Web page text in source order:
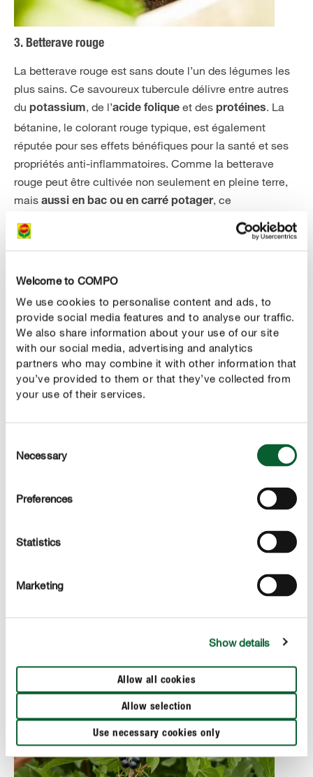
Welcome to COMPO
We use cookies to personalise content and ads, to
provide social media features and to analyse our traffic.
We also share information about your use of our site
with our social media, advertising and analytics
partners who may combine it with other information that
you’ve provided to them or that they’ve collected from
your use of their services.
Selection
Necessary
Preferences
Statistics
Marketing
Show details
Allow all cookies
Allow selection
Use necessary cookies only
3. Betterave rouge
La betterave rouge est sans doute l’un des légumes les
plus sains. Ce savoureux tubercule délivre entre autres
du potassium, de l’acide folique et des protéines. La
bétanine, le colorant rouge typique, est également
réputée pour ses effets bénéfiques pour la santé et ses
propriétés anti-inflammatoires. Comme la betterave
rouge peut être cultivée non seulement en pleine terre,
mais aussi en bac ou en carré potager, ce
superaliment trouvera aussi sa place sur un balcon ou
une terrasse. Ce vigoureux tubercule peut être récolté
vous n’aurez ensuite que l’embarras du choix pour la
4. Chou frisé
Alors que durant l’été, nombre de superaliments
indigènes peuvent être récoltés dans le jardin, l’offre est
force sous nos latitudes. Sa
forte teneur en nutriments
peu poussiéreuse. Avec une bonne dose de fer, de
calcium et de vitamines A et K, ce chou fait partie des
La récolte de chou frisé frais au jardin requiert de le
dès la mi-mai à un emplacement ensoleillé.
Comme le chou fait partie des légumes dits gourmands,
l’automne de ce légume cultivé maison.